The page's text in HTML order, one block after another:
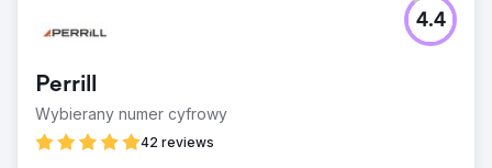
Perrill
Wybierany numer cyfrowy
42 reviews
4.4